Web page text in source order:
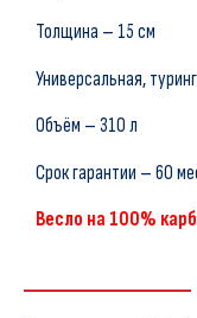
Толщина – 15 см
Универсальная,
Объём – 310 л
Срок гарантии – 60
Весло на 100%